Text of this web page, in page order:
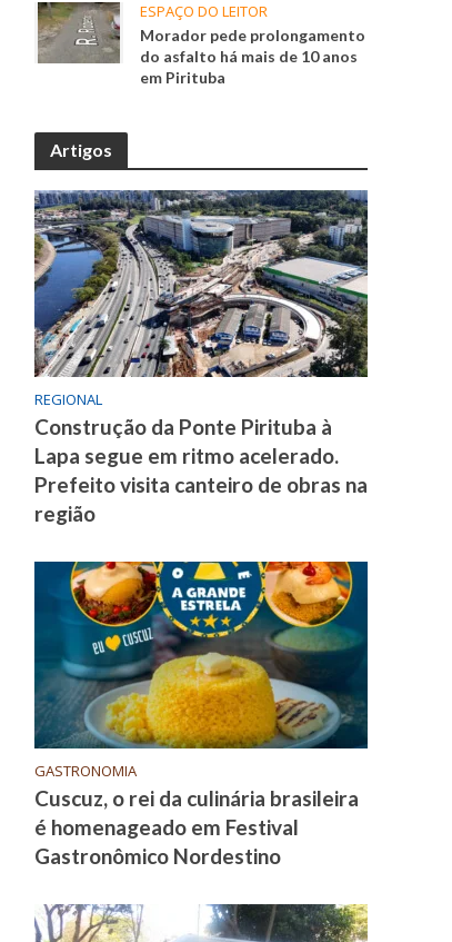
ESPAÇO DO LEITOR
Morador pede prolongamento
do asfalto há mais de 10 anos
em Pirituba
Artigos
REGIONAL
Construção da Ponte Pirituba à
Lapa segue em ritmo acelerado.
Prefeito visita canteiro de obras na
região
GASTRONOMIA
Cuscuz, o rei da culinária brasileira
é homenageado em Festival
Gastronômico Nordestino